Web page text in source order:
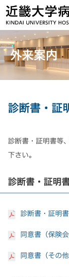
外来案内
診断書・証
診断書・証明書等
下さい。
診断書・証明
診断書・証明
同意書（保険会
同意書（その他